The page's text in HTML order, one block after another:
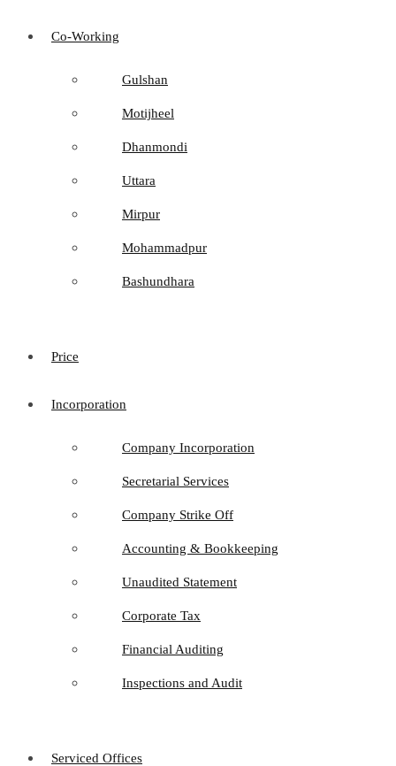
Co-Working
Gulshan
Motijheel
Dhanmondi
Uttara
Mirpur
Mohammadpur
Bashundhara
Price
Incorporation
Company Incorporation
Secretarial Services
Company Strike Off
Accounting & Bookkeeping
Unaudited Statement
Corporate Tax
Financial Auditing
Inspections and Audit
Serviced Offices